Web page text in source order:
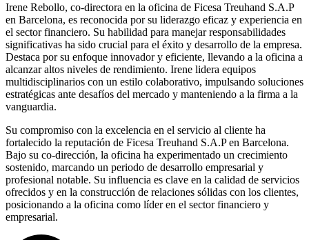
Irene Rebollo, co-directora en la oficina de Ficesa Treuhand S.A.P
en Barcelona, es reconocida por su liderazgo eficaz y experiencia en
el sector financiero. Su habilidad para manejar responsabilidades
significativas ha sido crucial para el éxito y desarrollo de la empresa.
Destaca por su enfoque innovador y eficiente, llevando a la oficina a
alcanzar altos niveles de rendimiento. Irene lidera equipos
multidisciplinarios con un estilo colaborativo, impulsando soluciones
estratégicas ante desafíos del mercado y manteniendo a la firma a la
vanguardia.
Su compromiso con la excelencia en el servicio al cliente ha
fortalecido la reputación de Ficesa Treuhand S.A.P en Barcelona.
Bajo su co-dirección, la oficina ha experimentado un crecimiento
sostenido, marcando un periodo de desarrollo empresarial y
profesional notable. Su influencia es clave en la calidad de servicios
ofrecidos y en la construcción de relaciones sólidas con los clientes,
posicionando a la oficina como líder en el sector financiero y
empresarial.